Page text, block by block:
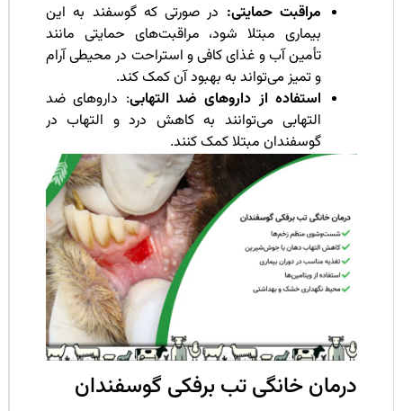
مراقبت حمایتی: در صورتی که گوسفند به این
بیماری مبتلا شود، مراقبت‌های حمایتی مانند
تأمین آب و غذای کافی و استراحت در محیطی آرام
و تمیز می‌تواند به بهبود آن کمک کند.
استفاده از داروهای ضد التهابی: داروهای ضد
التهابی می‌توانند به کاهش درد و التهاب در
گوسفندان مبتلا کمک کنند.
خانگی تب برفکی گوسفندان